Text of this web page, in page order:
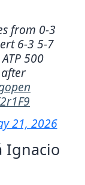
from 0-3
6-3 5-7
500
21, 2026
Ignacio